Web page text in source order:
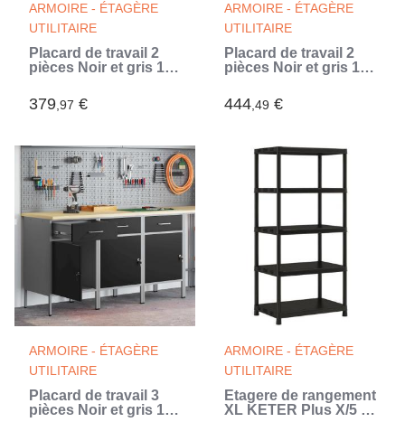
ARMOIRE - ÉTAGÈRE
UTILITAIRE
Placard de travail 2
pièces Noir et gris 100
379,97 €
ARMOIRE - ÉTAGÈRE
UTILITAIRE
Placard de travail 2
pièces Noir et gris 100
444,49 €
ARMOIRE - ÉTAGÈRE
UTILITAIRE
Placard de travail 3
pièces Noir et gris 150
ARMOIRE - ÉTAGÈRE
UTILITAIRE
Étagere de rangement
XL KETER Plus X/5 -